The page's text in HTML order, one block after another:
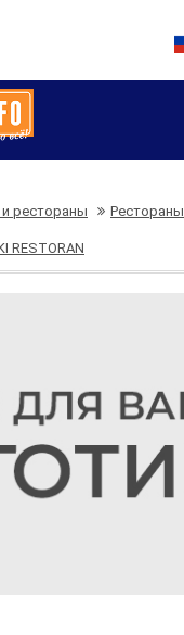
рестораны Рестораны
RESTORAN